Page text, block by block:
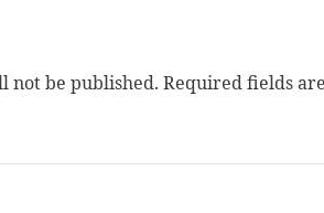
not be published. Required fields